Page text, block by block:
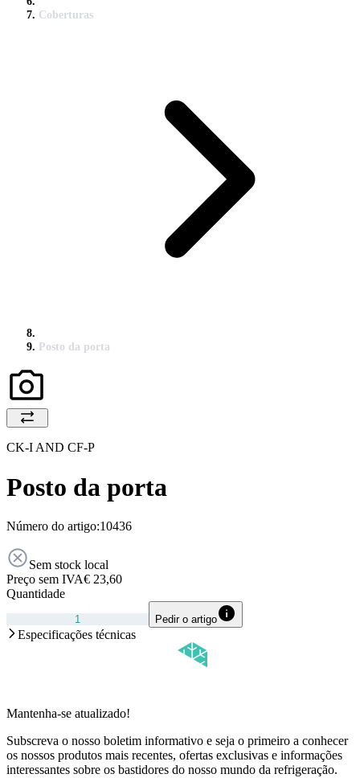
Coberturas
Posto da porta
CK-I AND CF-P
Posto da porta
Número do artigo:10436
Sem stock local
Preço sem IVA€ 23,60
Quantidade
Pedir o artigo
Especificações técnicas
Mantenha-se atualizado!
Subscreva o nosso boletim informativo e seja o primeiro a conhecer
os nossos produtos mais recentes, ofertas exclusivas e informações
interessantes sobre os bastidores do nosso mundo da refrigeração.